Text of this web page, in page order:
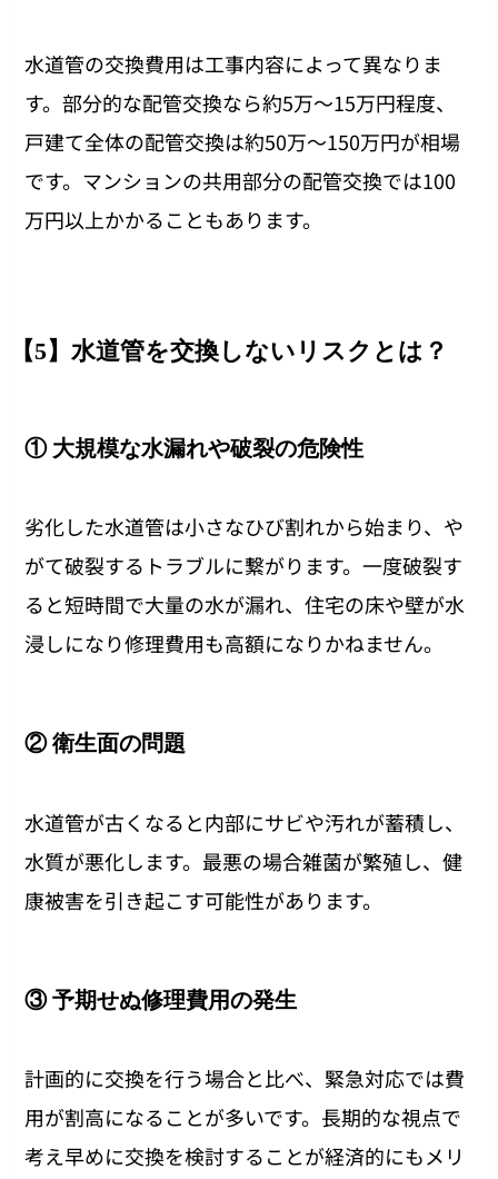
水道管の交換費用は工事内容によって異なりま
す。部分的な配管交換なら約5万〜15万円程度、
戸建て全体の配管交換は約50万〜150万円が相場
です。マンションの共用部分の配管交換では100
万円以上かかることもあります。
【5】水道管を交換しないリスクとは？
① 大規模な水漏れや破裂の危険性
劣化した水道管は小さなひび割れから始まり、や
がて破裂するトラブルに繋がります。一度破裂す
ると短時間で大量の水が漏れ、住宅の床や壁が水
浸しになり修理費用も高額になりかねません。
② 衛生面の問題
水道管が古くなると内部にサビや汚れが蓄積し、
水質が悪化します。最悪の場合雑菌が繁殖し、健
康被害を引き起こす可能性があります。
③ 予期せぬ修理費用の発生
計画的に交換を行う場合と比べ、緊急対応では費
用が割高になることが多いです。長期的な視点で
考え早めに交換を検討することが経済的にもメリ